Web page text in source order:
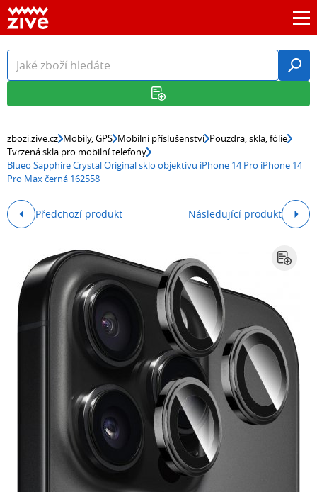
zbozi.zive.cz Mobily, GPS Mobilní příslušenství Pouzdra, skla, fólie
Tvrzená skla pro mobilní telefony
Blueo Sapphire Crystal Original sklo objektivu iPhone 14 Pro iPhone 14
Pro Max černá 162558
Předchozí produkt Následující produkt